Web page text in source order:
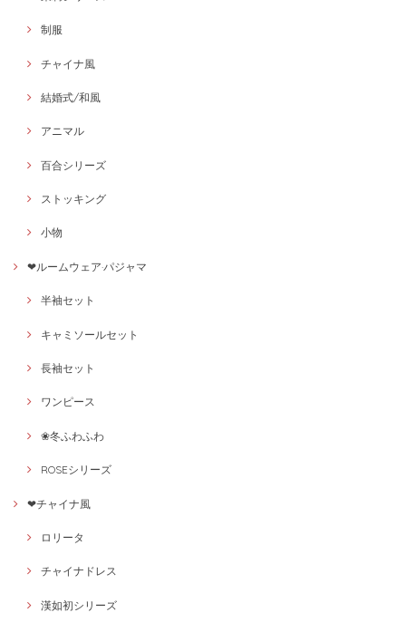
制服
チャイナ風
結婚式/和風
アニマル
百合シリーズ
ストッキング
小物
❤ルームウェア·パジャマ
半袖セット
キャミソールセット
長袖セット
ワンピース
❀冬ふわふわ
ROSEシリーズ
❤チャイナ風
ロリータ
チャイナドレス
漢如初シリーズ